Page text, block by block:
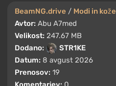
BeamNG.drive / Modi in kože
Avtor: Abu A7med
Velikost: 247.67 MB
Dodano:
STR1KE
Datum: 8 avgust 2026
Prenosov: 19